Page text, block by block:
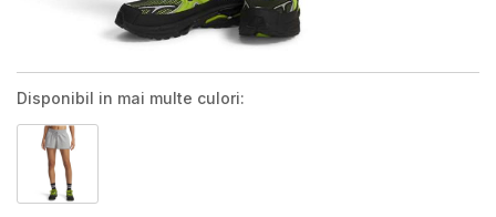
Disponibil in mai multe culori: